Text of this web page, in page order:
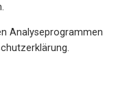
Analyseprogrammen